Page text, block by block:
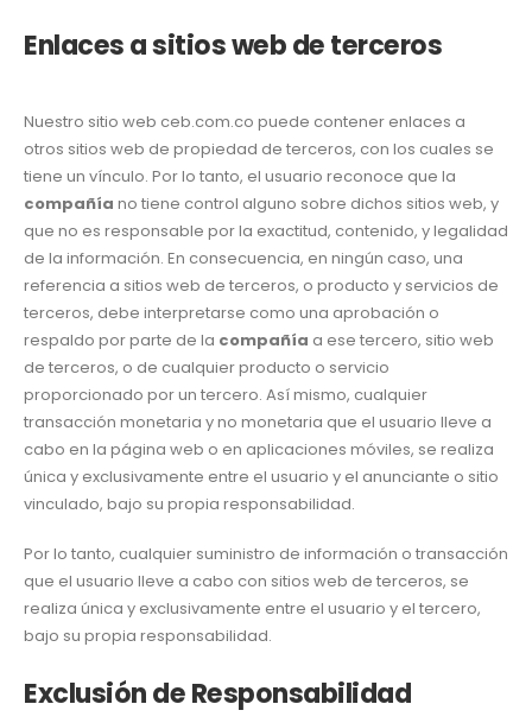
Enlaces a sitios web de terceros
Nuestro sitio web ceb.com.co puede contener enlaces a
otros sitios web de propiedad de terceros, con los cuales se
tiene un vínculo. Por lo tanto, el usuario reconoce que la
compañía no tiene control alguno sobre dichos sitios web, y
que no es responsable por la exactitud, contenido, y legalidad
de la información. En consecuencia, en ningún caso, una
referencia a sitios web de terceros, o producto y servicios de
terceros, debe interpretarse como una aprobación o
respaldo por parte de la compañía a ese tercero, sitio web
de terceros, o de cualquier producto o servicio
proporcionado por un tercero. Así mismo, cualquier
transacción monetaria y no monetaria que el usuario lleve a
cabo en la página web o en aplicaciones móviles, se realiza
única y exclusivamente entre el usuario y el anunciante o sitio
vinculado, bajo su propia responsabilidad.
Por lo tanto, cualquier suministro de información o transacción
que el usuario lleve a cabo con sitios web de terceros, se
realiza única y exclusivamente entre el usuario y el tercero,
bajo su propia responsabilidad.
Exclusión de Responsabilidad